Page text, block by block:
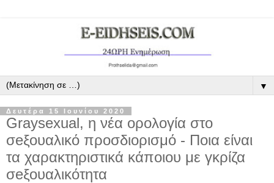
▼
Δευτέρα 15 Ιουνίου 2020
Graysexual, η νέα ορολογία στο
σeξουαλικό προσδιορισμό - Ποια είναι
τα χαρακτηριστικά κάποιου με γκρίζα
σeξουαλικότητα